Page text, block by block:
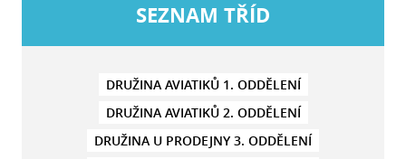
SEZNAM TŘÍD
DRUŽINA AVIATIKŮ 1. ODDĚLENÍ
DRUŽINA AVIATIKŮ 2. ODDĚLENÍ
DRUŽINA U PRODEJNY 3. ODDĚLENÍ